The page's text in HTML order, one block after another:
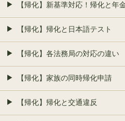
【帰化】新基準対応！帰化と年
【帰化】帰化と日本語テスト
【帰化】各法務局の対応の違い
【帰化】家族の同時帰化申請
【帰化】帰化と交通違反